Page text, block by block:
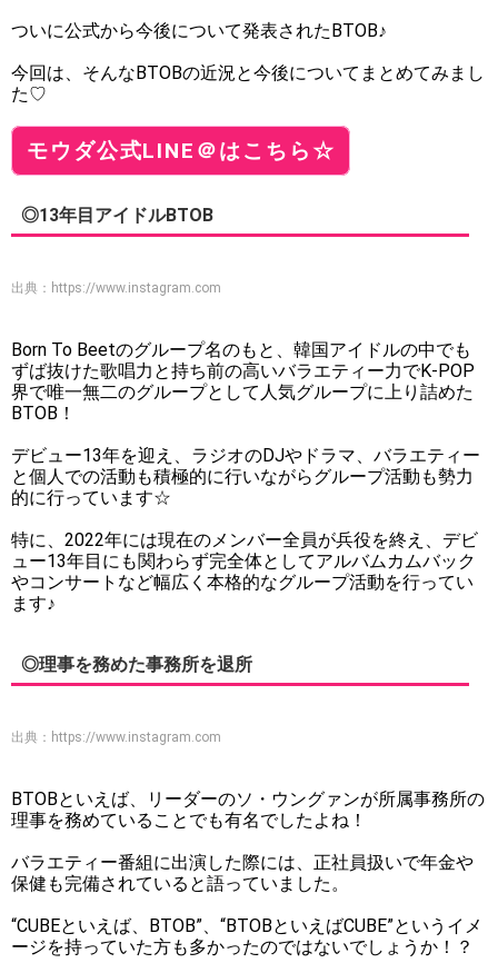
ついに公式から今後について発表されたBTOB♪
今回は、そんなBTOBの近況と今後についてまとめてみまし
た♡
モウダ公式LINE＠はこちら☆
◎13年目アイドルBTOB
出典： https://www.instagram.com
Born To Beetのグループ名のもと、韓国アイドルの中でも
ずば抜けた歌唱力と持ち前の高いバラエティー力でK-POP
界で唯一無二のグループとして人気グループに上り詰めた
BTOB！
デビュー13年を迎え、ラジオのDJやドラマ、バラエティー
と個人での活動も積極的に行いながらグループ活動も勢力
的に行っています☆
特に、2022年には現在のメンバー全員が兵役を終え、デビ
ュー13年目にも関わらず完全体としてアルバムカムバック
やコンサートなど幅広く本格的なグループ活動を行ってい
ます♪
◎理事を務めた事務所を退所
出典： https://www.instagram.com
BTOBといえば、リーダーのソ・ウングァンが所属事務所の
理事を務めていることでも有名でしたよね！
バラエティー番組に出演した際には、正社員扱いで年金や
保健も完備されていると語っていました。
“CUBEといえば、BTOB”、“BTOBといえばCUBE”というイメ
ージを持っていた方も多かったのではないでしょうか！？